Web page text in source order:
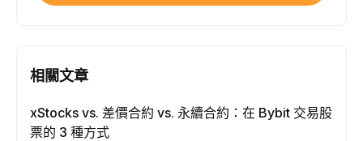
相關文章
xStocks vs. 差價合約 vs. 永續合約：在 Bybit 交易股
票的 3 種方式